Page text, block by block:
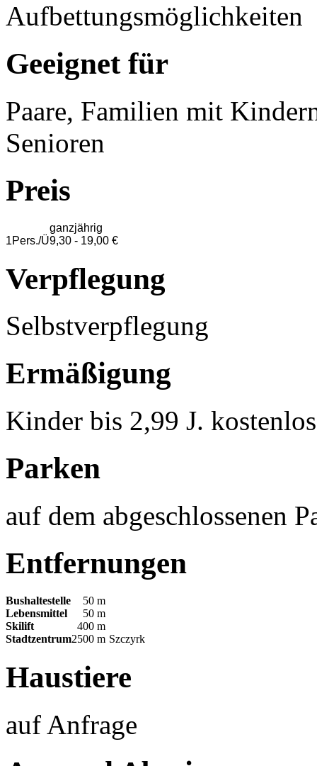
Aufbettungsmöglichkeiten
Geeignet für
Paare, Familien mit
Senioren
Preis
ganzjährig
1Pers./Ü9,30 - 19,00 €
Verpflegung
Selbstverpflegung
Ermäßigung
Kinder bis 2,99 J.
Parken
auf dem abgeschlossenen
Entfernungen
Bushaltestelle
50 m
Lebensmittel
50 m
Skilift
400 m
Stadtzentrum2500 m Szczyrk
Haustiere
auf Anfrage